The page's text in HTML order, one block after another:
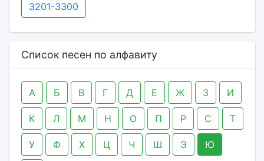
3201-3300
Список песен по алфавиту
А Б В Г Д Е Ж З И
К Л М Н О П Р С Т
У Ф Х Ц Ч Ш Э Ю